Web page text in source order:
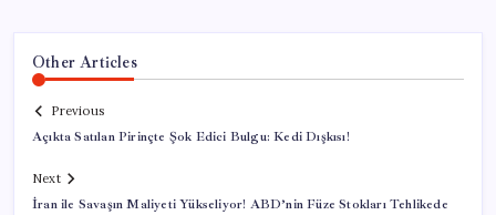
Other Articles
Previous
Açıkta Satılan Pirinçte Şok Edici Bulgu: Kedi Dışkısı!
Next
İran ile Savaşın Maliyeti Yükseliyor! ABD’nin Füze Stokları Tehlikede